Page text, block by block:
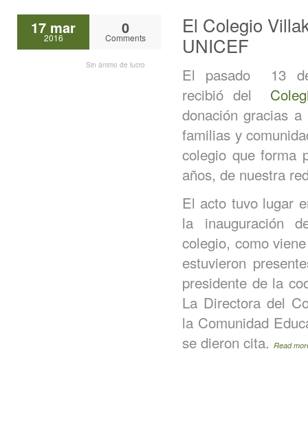
17 mar
2016
0
Comments
Sin ánimo de lucro
El Colegio
UNICEF
El pasado 13
recibió del
donación gracias
familias y
colegio que forma
años, de nuestra
El acto tuvo lugar
la inauguración
colegio, como
estuvieron
presidente de la
La Directora del
la Comunidad
se dieron cita. Read